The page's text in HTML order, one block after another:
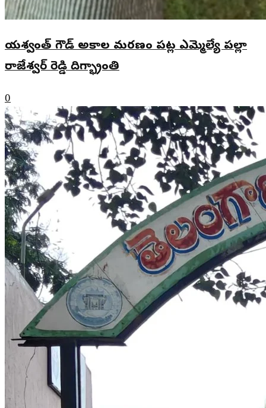
యశ్వంత్ గౌడ్ అకాల మరణం పట్ల ఎమ్మెల్యే పల్లా
రాజేశ్వర్ రెడ్డి దిగ్భ్రాంతి
0